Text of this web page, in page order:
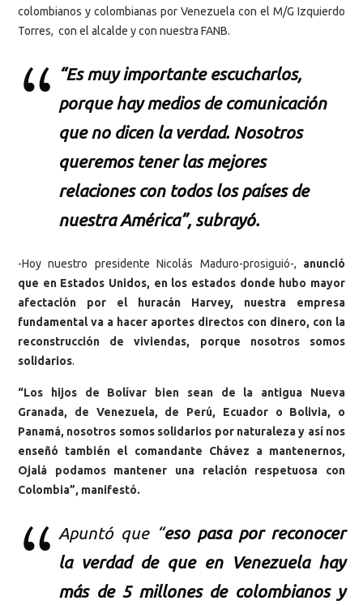
colombianos y colombianas por Venezuela con el M/G Izquierdo
Torres, con el alcalde y con nuestra FANB.
“Es muy importante escucharlos,
porque hay medios de comunicación
que no dicen la verdad. Nosotros
queremos tener las mejores
relaciones con todos los países de
nuestra América”, subrayó.
-Hoy nuestro presidente Nicolás Maduro-prosiguió-, anunció
que en Estados Unidos, en los estados donde hubo mayor
afectación por el huracán Harvey, nuestra empresa
fundamental va a hacer aportes directos con dinero, con la
reconstrucción de viviendas, porque nosotros somos
solidarios.
“Los hijos de Bolívar bien sean de la antigua Nueva
Granada, de Venezuela, de Perú, Ecuador o Bolivia, o
Panamá, nosotros somos solidarios por naturaleza y así nos
enseñó también el comandante Chávez a mantenernos,
Ojalá podamos mantener una relación respetuosa con
Colombia”, manifestó.
Apuntó que “eso pasa por reconocer
la verdad de que en Venezuela hay
más de 5 millones de colombianos y